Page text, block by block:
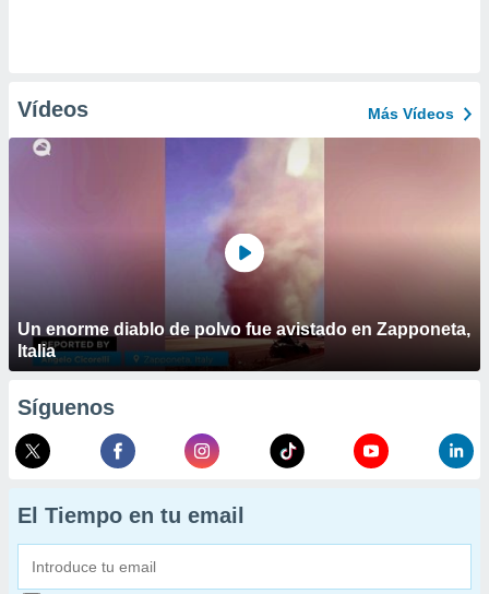
Vídeos Más Vídeos
Un enorme diablo de polvo fue avistado en Zapponeta,
Italia
Síguenos
El Tiempo en tu email